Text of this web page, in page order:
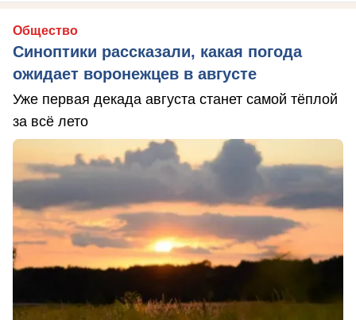
Общество
Синоптики рассказали, какая погода
ожидает воронежцев в августе
Уже первая декада августа станет самой тёплой
за всё лето